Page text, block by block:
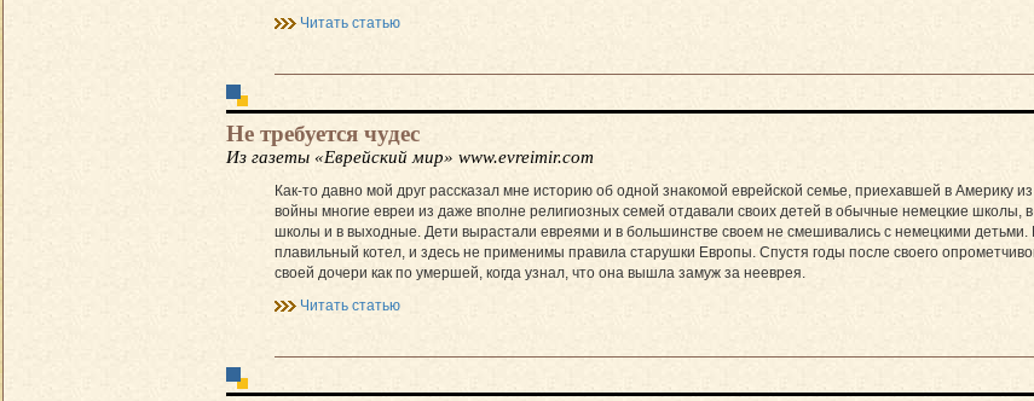
Читать статью
Не требуется чудес
Из газеты «Еврейский мир» www.evreimir.com
Как-то давно мой друг рассказал мне историю об одной знакомой еврейской семье, приехавшей в Америку
войны многие евреи из даже вполне религиозных семей отдавали своих детей в обычные немецкие школы,
школы и в выходные. Дети вырастали евреями и в большинстве своем не смешивались с немецкими детьми.
плавильный котел, и здесь не применимы правила старушки Европы. Спустя годы после своего
своей дочери как по умершей, когда узнал, что она вышла замуж за нееврея.
Читать статью